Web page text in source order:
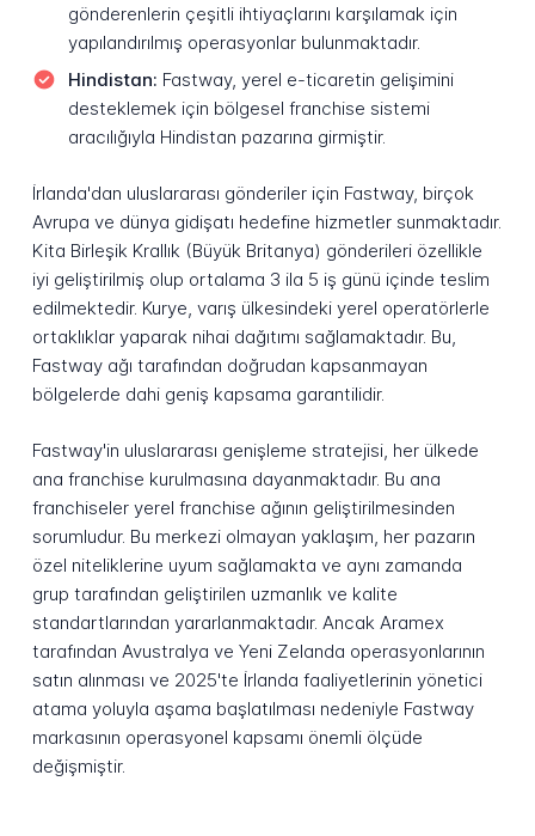
gönderenlerin çeşitli ihtiyaçlarını karşılamak için
yapılandırılmış operasyonlar bulunmaktadır.
Hindistan: Fastway, yerel e-ticaretin gelişimini
desteklemek için bölgesel franchise sistemi
aracılığıyla Hindistan pazarına girmiştir.
İrlanda'dan uluslararası gönderiler için Fastway, birçok
Avrupa ve dünya gidişatı hedefine hizmetler sunmaktadır.
Kita Birleşik Krallık (Büyük Britanya) gönderileri özellikle
iyi geliştirilmiş olup ortalama 3 ila 5 iş günü içinde teslim
edilmektedir. Kurye, varış ülkesindeki yerel operatörlerle
ortaklıklar yaparak nihai dağıtımı sağlamaktadır. Bu,
Fastway ağı tarafından doğrudan kapsanmayan
bölgelerde dahi geniş kapsama garantilidir.
Fastway'in uluslararası genişleme stratejisi, her ülkede
ana franchise kurulmasına dayanmaktadır. Bu ana
franchiseler yerel franchise ağının geliştirilmesinden
sorumludur. Bu merkezi olmayan yaklaşım, her pazarın
özel niteliklerine uyum sağlamakta ve aynı zamanda
grup tarafından geliştirilen uzmanlık ve kalite
standartlarından yararlanmaktadır. Ancak Aramex
tarafından Avustralya ve Yeni Zelanda operasyonlarının
satın alınması ve 2025'te İrlanda faaliyetlerinin yönetici
atama yoluyla aşama başlatılması nedeniyle Fastway
markasının operasyonel kapsamı önemli ölçüde
değişmiştir.